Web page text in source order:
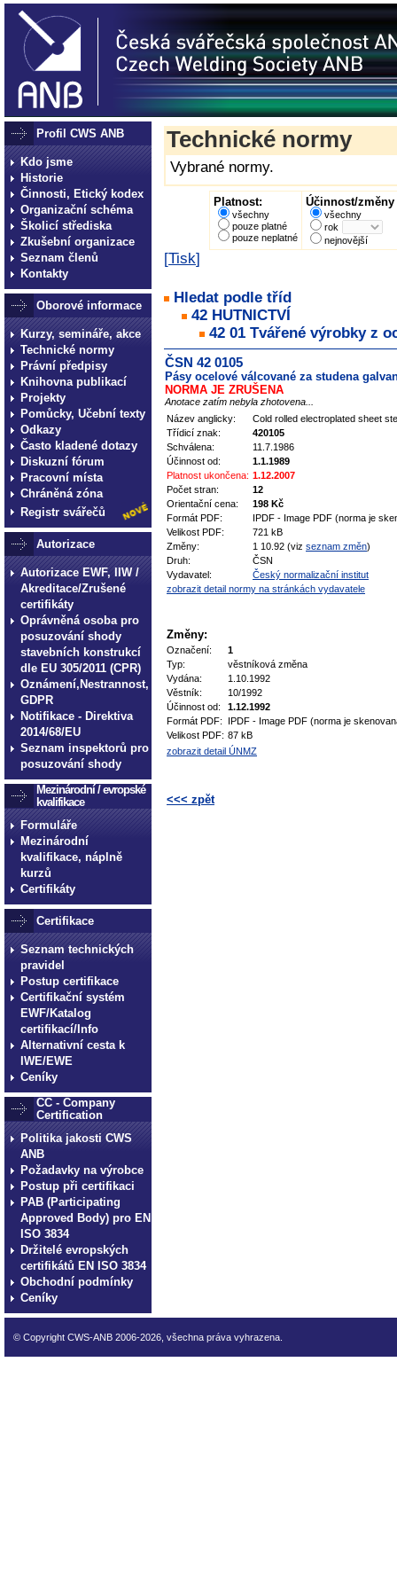
Profil CWS ANB
Kdo jsme
Historie
Činnosti, Etický kodex
Organizační schéma
Školicí střediska
Zkušební organizace
Seznam členů
Kontakty
Oborové informace
Kurzy, semináře, akce
Technické normy
Právní předpisy
Knihovna publikací
Projekty
Pomůcky, Učební texty
Odkazy
Často kladené dotazy
Diskuzní fórum
Pracovní místa
Chráněná zóna
Registr svářečů
Autorizace
Autorizace EWF, IIW /
Akreditace/Zrušené
certifikáty
Oprávněná osoba pro
posuzování shody
stavebních konstrukcí
dle EU 305/2011 (CPR)
Oznámení,Nestrannost,
GDPR
Notifikace - Direktiva
2014/68/EU
Seznam inspektorů pro
posuzování shody
Mezinárodní / evropské
kvalifikace
Formuláře
Mezinárodní
kvalifikace, náplně
kurzů
Certifikáty
Certifikace
Seznam technických
pravidel
Postup certifikace
Certifikační systém
EWF/Katalog
certifikací/Info
Alternativní cesta k
IWE/EWE
Ceníky
CC - Company
Certification
Politika jakosti CWS
ANB
Požadavky na výrobce
Postup při certifikaci
PAB (Participating
Approved Body) pro EN
ISO 3834
Držitelé evropských
certifikátů EN ISO 3834
Obchodní podmínky
Ceníky
Technické normy
Vybrané normy.
Platnost:
všechny
pouze platné
pouze neplatné
Účinnost/změny
všechny
rok
nejnovější
[Tisk]
Hledat podle tříd
42 HUTNICTVÍ
42 01 Tvářené výrobky z
ČSN 42 0105
Pásy ocelové válcované za studena
NORMA JE ZRUŠENA
Anotace zatím nebyla zhotovena...
Název anglicky:
Cold rolled electroplated sheet
Třídicí znak:
420105
Schválena:
11.7.1986
Účinnost od:
1.1.1989
Platnost ukončena: 1.12.2007
Počet stran:
12
Orientační cena:
198 Kč
Formát PDF:
IPDF - Image PDF (norma je
Velikost PDF:
721 kB
Změny:
1 10.92 (viz seznam změn)
Druh:
ČSN
Vydavatel:
Český normalizační institut
zobrazit detail normy na stránkách vydavatele
Změny:
Označení:
1
Typ:
věstníková změna
Vydána:
1.10.1992
Věstník:
10/1992
Účinnost od:
1.12.1992
Formát PDF:
IPDF - Image PDF (norma je
Velikost PDF: 87 kB
zobrazit detail ÚNMZ
<<< zpět
© Copyright CWS-ANB 2006-2026, všechna práva vyhrazena.